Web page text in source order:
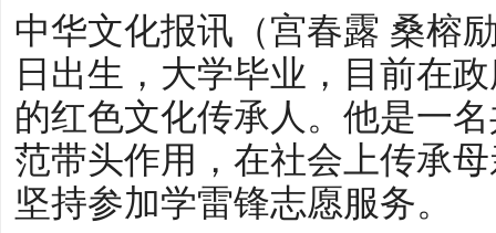
中华文化报讯（宫春露 桑榕
日出生，大学毕业，目前在
的红色文化传承人。他是一
范带头作用，在社会上传承
坚持参加学雷锋志愿服务。